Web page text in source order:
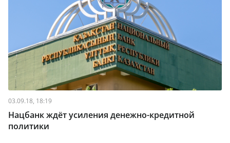
03.09.18, 18:19
Нацбанк ждёт усиления денежно-кредитной
политики